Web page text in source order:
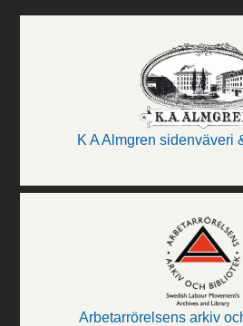
K A Almgren sidenväveri
Arbetarrörelsens arkiv